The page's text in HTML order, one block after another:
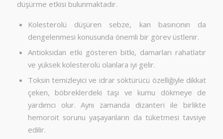
düşürme etkisi bulunmaktadır.
Kolesterolü düşüren sebze, kan basıncının da
dengelenmesi konusunda önemli bir görev üstlenir.
Antioksidan etki gösteren bitki, damarları rahatlatır
ve yüksek kolesterolü olanlara iyi gelir.
Toksin temizleyici ve idrar söktürücü özelliğiyle dikkat
çeken, böbreklerdeki taşı ve kumu dökmeye de
yardımcı olur. Aynı zamanda dizanteri ile birlikte
hemoroit sorunu yaşayanların da tüketmesi tavsiye
edilir.